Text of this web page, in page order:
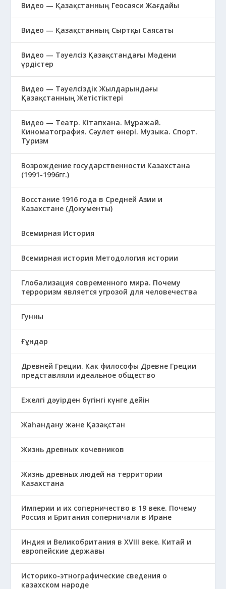
Видео — Қазақстанның Геосаяси Жағдайы
Видео — Қазақстанның Сыртқы Саясаты
Видео — Тәуелсіз Қазақстандағы Мәдени
үрдістер
Видео — Тәуелсіздік Жылдарындағы
Қазақстанның Жетістіктері
Видео — Театр. Кітапхана. Мұражай.
Киноматография. Сәулет өнері. Музыка. Спорт.
Туризм
Возрождение государственности Казахстана
(1991-1996гг.)
Восстание 1916 года в Средней Азии и
Казахстане (Документы)
Всемирная История
Всемирная история Методология истории
Глобализация современного мира. Почему
терроризм является угрозой для человечества
Гунны
Ғұндар
Древней Греции. Как философы Древне Греции
представляли идеальное общество
Ежелгі дәуірден бүгінгі күнге дейін
Жаһандану және Қазақстан
Жизнь древных кочевников
Жизнь древных людей на территории
Казахстана
Империи и их соперничество в 19 веке. Почему
Россия и Британия соперничали в Иране
Индия и Великобритания в XVIII веке. Китай и
европейские державы
Историко-этнографические сведения о
казахском народе